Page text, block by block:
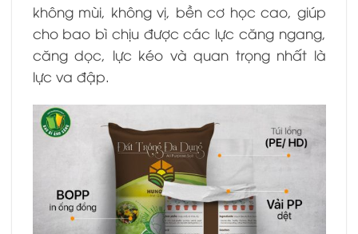
không mùi, không vị, bền cơ học cao, giúp
cho bao bì chịu được các lực căng ngang,
căng dọc, lực kéo và quan trọng nhất là
lực va đập.